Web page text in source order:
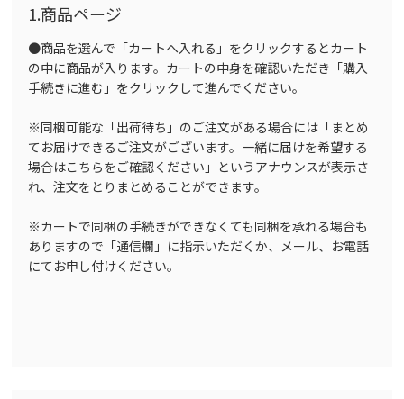
1.商品ページ
●商品を選んで「カートへ入れる」をクリックするとカート
の中に商品が入ります。カートの中身を確認いただき「購入
手続きに進む」をクリックして進んでください。
※同梱可能な「出荷待ち」のご注文がある場合には「まとめ
てお届けできるご注文がございます。一緒に届けを希望する
場合はこちらをご確認ください」というアナウンスが表示さ
れ、注文をとりまとめることができます。
※カートで同梱の手続きができなくても同梱を承れる場合も
ありますので「通信欄」に指示いただくか、メール、お電話
にてお申し付けください。